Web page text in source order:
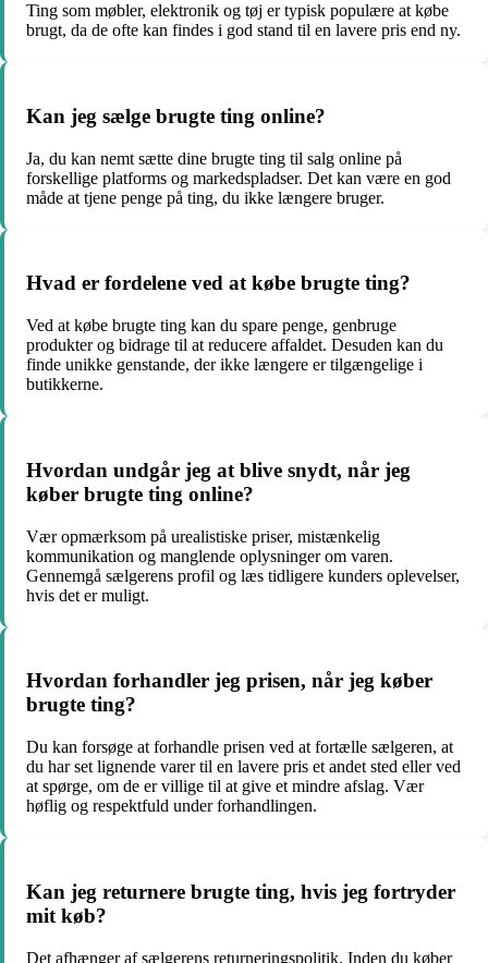
Ting som møbler, elektronik og tøj er typisk populære at købe
brugt, da de ofte kan findes i god stand til en lavere pris end ny.
Kan jeg sælge brugte ting online?
Ja, du kan nemt sætte dine brugte ting til salg online på
forskellige platforms og markedspladser. Det kan være en god
måde at tjene penge på ting, du ikke længere bruger.
Hvad er fordelene ved at købe brugte ting?
Ved at købe brugte ting kan du spare penge, genbruge
produkter og bidrage til at reducere affaldet. Desuden kan du
finde unikke genstande, der ikke længere er tilgængelige i
butikkerne.
Hvordan undgår jeg at blive snydt, når jeg
køber brugte ting online?
Vær opmærksom på urealistiske priser, mistænkelig
kommunikation og manglende oplysninger om varen.
Gennemgå sælgerens profil og læs tidligere kunders oplevelser,
hvis det er muligt.
Hvordan forhandler jeg prisen, når jeg køber
brugte ting?
Du kan forsøge at forhandle prisen ved at fortælle sælgeren, at
du har set lignende varer til en lavere pris et andet sted eller ved
at spørge, om de er villige til at give et mindre afslag. Vær
høflig og respektfuld under forhandlingen.
Kan jeg returnere brugte ting, hvis jeg fortryder
mit køb?
Det afhænger af sælgerens returneringspolitik. Inden du køber